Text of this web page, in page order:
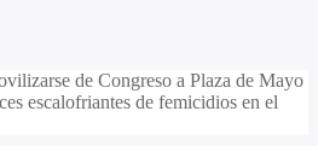
de Congreso a Plaza de Mayo
escalofriantes de femicidios en el